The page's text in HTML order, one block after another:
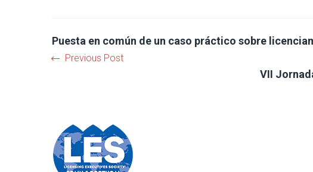
Puesta en común de un caso práctico sobre
Previous Post
VII